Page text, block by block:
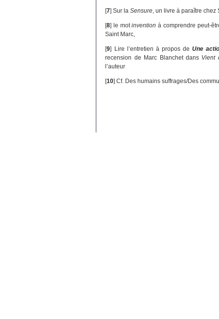
[7]Sur laSensure , un livre à paraître chez
[8]le motinvention à comprendre peut-
Saint Marc,
[9] Lire l’entretien à propos deUne
recension de Marc Blanchet dans Vient
l’auteur
[10]Cf. Des humains suffrages/Des